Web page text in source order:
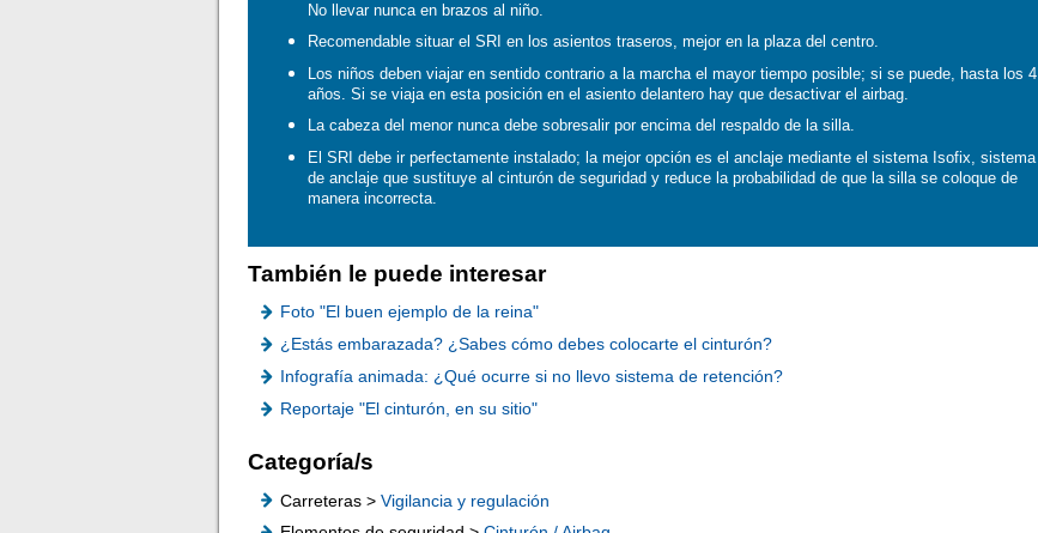
No llevar nunca en brazos al niño.
Recomendable situar el SRI en los asientos traseros, mejor en la plaza del centro.
Los niños deben viajar en sentido contrario a la marcha el mayor tiempo posible; si se puede, hasta los 4
años. Si se viaja en esta posición en el asiento delantero hay que desactivar el airbag.
La cabeza del menor nunca debe sobresalir por encima del respaldo de la silla.
El SRI debe ir perfectamente instalado; la mejor opción es el anclaje mediante el sistema Isofix, sistema
de anclaje que sustituye al cinturón de seguridad y reduce la probabilidad de que la silla se coloque de
manera incorrecta.
También le puede interesar
Foto "El buen ejemplo de la reina"
¿Estás embarazada? ¿Sabes cómo debes colocarte el cinturón?
Infografía animada: ¿Qué ocurre si no llevo sistema de retención?
Reportaje "El cinturón, en su sitio"
Categoría/s
Carreteras >Vigilancia y regulación